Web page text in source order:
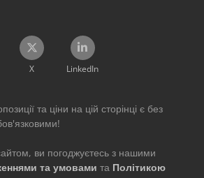
X LinkedIn
та ціни на цій сторінці є без
ви погоджуєтесь з нашими
та умовами та Політикою